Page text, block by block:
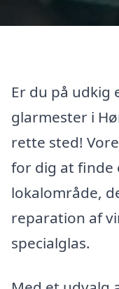
Er du på udkig
glarmester i
rette sted!
for dig at finde
lokalområde,
reparation af
specialglas.